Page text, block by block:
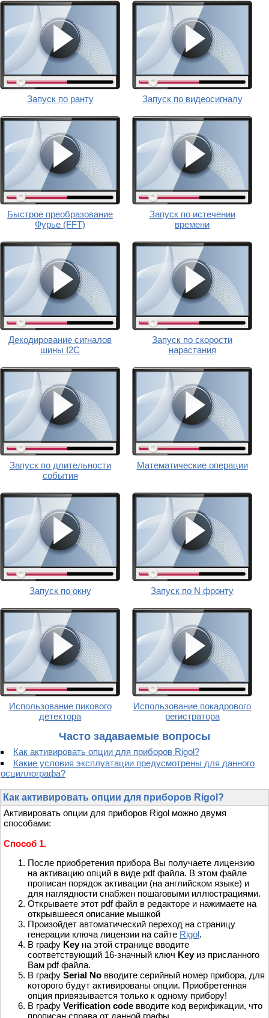
Запуск по ранту Запуск по видеосигналу
Быстрое преобразование
Фурье (FFT)
Запуск по истечении
времени
Декодирование сигналов
шины I2C
Запуск по скорости
нарастания
Запуск по длительности
события
Математические операции
Запуск по окну Запуск по N фронту
Использование пикового
детектора
Использование покадрового
регистратора
Часто задаваемые вопросы
Как активировать опции для приборов Rigol?
Какие условия эксплуатации предусмотрены для данного
осциллографа?
Как активировать опции для приборов Rigol?
Активировать опции для приборов Rigol можно двумя
способами:
Способ 1.
После приобретения прибора Вы получаете лицензию
на активацию опций в виде pdf файла. В этом файле
прописан порядок активации (на английском языке) и
для наглядности снабжен пошаговыми иллюстрациями.
Открываете этот pdf файл в редакторе и нажимаете на
открывшееся описание мышкой
Произойдет автоматический переход на страницу
генерации ключа лицензии на сайте Rigol.
В графу Keyна этой странице вводите
соответствующий 16-значный ключ Keyиз присланного
Вам pdf файла.
В графу Serial No вводите серийный номер прибора, для
которого будут активированы опции. Приобретенная
опция привязывается только к одному прибору!
В графу Verification code вводите код верификации, что